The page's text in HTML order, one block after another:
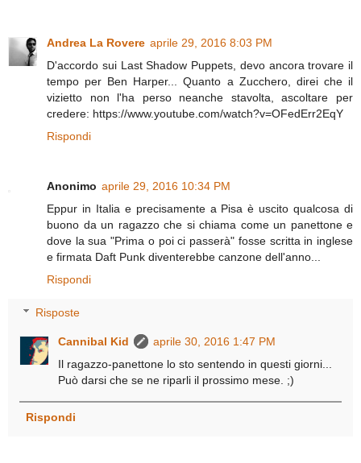
Andrea La Rovere aprile 29, 2016 8:03 PM
D'accordo sui Last Shadow Puppets, devo ancora trovare il
tempo per Ben Harper... Quanto a Zucchero, direi che il
vizietto non l'ha perso neanche stavolta, ascoltare per
credere: https://www.youtube.com/watch?v=OFedErr2EqY
Rispondi
Anonimo aprile 29, 2016 10:34 PM
Eppur in Italia e precisamente a Pisa è uscito qualcosa di
buono da un ragazzo che si chiama come un panettone e
dove la sua "Prima o poi ci passerà" fosse scritta in inglese
e firmata Daft Punk diventerebbe canzone dell'anno...
Rispondi
Risposte
Cannibal Kid
aprile 30, 2016 1:47 PM
Il ragazzo-panettone lo sto sentendo in questi giorni...
Può darsi che se ne riparli il prossimo mese. ;)
Rispondi